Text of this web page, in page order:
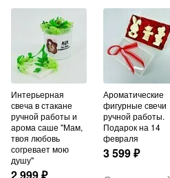
Интерьерная
свеча в стакане
ручной работы и
арома саше "Мам,
твоя любовь
согревает мою
душу"
Ароматические
фигурные свечи
ручной работы.
Подарок на 14
февраля
3 599₽